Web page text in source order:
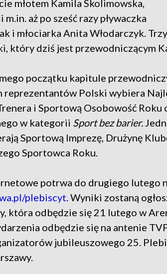
młotem Kamila Skolimowska,
aż po sześć razy pływaczka
i młociarka Anita Włodarczyk.
który dziś jest przewodniczącym
początku kapitule
reprezentantów Polski wybiera
i Sportową Osobowość
w kategorii Sport bez barier.
Sportową Imprezę, Drużynę
Sportowca Roku.
potrwa do drugiego lutego
plebiscyt . Wyniki zostaną
która odbędzie się 21 lutego w
odbędzie się na antenie
jubileuszowego 25.